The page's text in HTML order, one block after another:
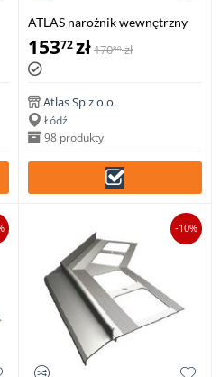
ATLAS narożnik wewnętrzny
90° system 100, balkonowo-
tarasowy (1 szt.)
15372zł17080 zł
Atlas Sp z o.o.
Łódź
98 produkty
-10%